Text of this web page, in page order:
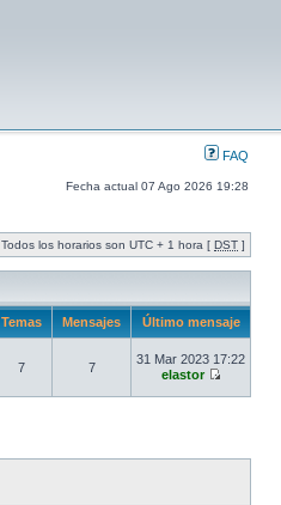
FAQ
Fecha actual 07 Ago 2026 19:28
Todos los horarios son UTC + 1 hora [ DST ]
Temas Mensajes Último mensaje
7 7
31 Mar 2023 17:22
elastor